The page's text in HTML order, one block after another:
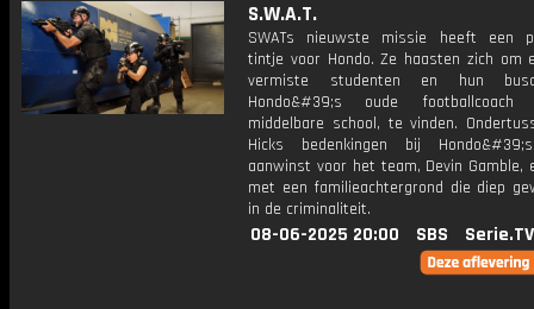
S.W.A.T.
SWATs nieuwste missie heeft een
tintje voor Hondo. Ze haasten zich om
vermiste studenten en hun
Hondo&#39;s oude
middelbare school, te vinden.
Hicks bedenkingen bij
aanwinst voor het team, Devin Gamble,
met een familieachtergrond die diep
in de criminaliteit.
08-06-2025 20:00 SBS Serie.TV